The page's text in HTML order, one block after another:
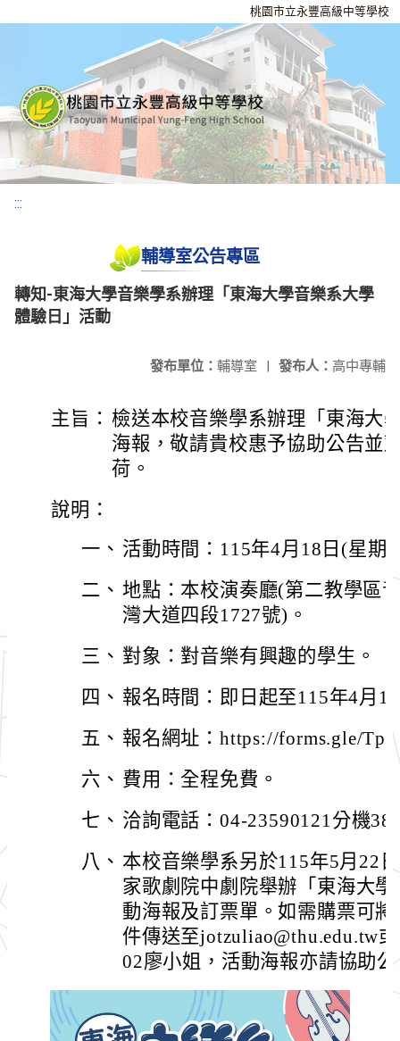
桃園市立永豐高級中等學校
:::
輔導室公告專區
轉知-東海大學音樂學系辦理「東海大學音樂系大學
體驗日」活動
發布人： 高中專輔
發布單位： 輔導室 |
主旨： 檢送本校音樂學系辦理「東海大
海報，敬請貴校惠予協助公告並
荷。
說明：
一、 活動時間：115年4月18日(星期
二、 地點：本校演奏廳(第二教學區
灣大道四段1727號)。
三、 對象：對音樂有興趣的學生。
四、 報名時間：即日起至115年4月
五、 報名網址：https://forms.gle/
六、 費用：全程免費。
七、 洽詢電話：04-23590121分機
八、 本校音樂學系另於115年5月22
家歌劇院中劇院舉辦「東海大
動海報及訂票單。如需購票可
件傳送至jotzuliao@thu.edu.tw
02廖小姐，活動海報亦請協助